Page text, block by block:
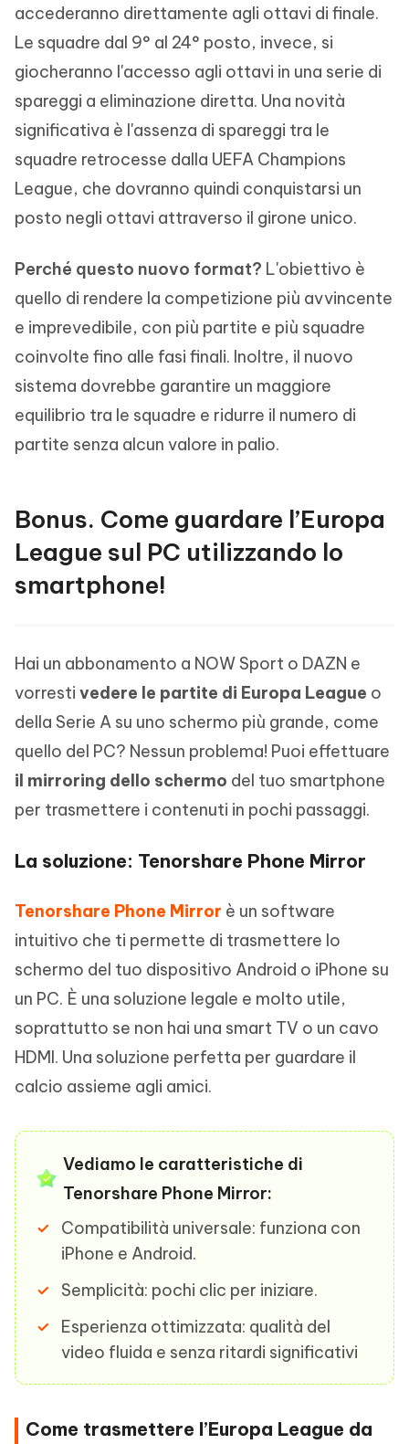
accederanno direttamente agli ottavi di finale.
Le squadre dal 9° al 24° posto, invece, si
giocheranno l'accesso agli ottavi in una serie di
spareggi a eliminazione diretta. Una novità
significativa è l'assenza di spareggi tra le
squadre retrocesse dalla UEFA Champions
League, che dovranno quindi conquistarsi un
posto negli ottavi attraverso il girone unico.
Perché questo nuovo format? L'obiettivo è
quello di rendere la competizione più avvincente
e imprevedibile, con più partite e più squadre
coinvolte fino alle fasi finali. Inoltre, il nuovo
sistema dovrebbe garantire un maggiore
equilibrio tra le squadre e ridurre il numero di
partite senza alcun valore in palio.
Bonus. Come guardare l’Europa
League sul PC utilizzando lo
smartphone!
Hai un abbonamento a NOW Sport o DAZN e
vorresti vedere le partite di Europa League o
della Serie A su uno schermo più grande, come
quello del PC? Nessun problema! Puoi effettuare
il mirroring dello schermo del tuo smartphone
per trasmettere i contenuti in pochi passaggi.
La soluzione: Tenorshare Phone Mirror
Tenorshare Phone Mirror è un software
intuitivo che ti permette di trasmettere lo
schermo del tuo dispositivo Android o iPhone su
un PC. È una soluzione legale e molto utile,
soprattutto se non hai una smart TV o un cavo
HDMI. Una soluzione perfetta per guardare il
calcio assieme agli amici.
Vediamo le caratteristiche di
Tenorshare Phone Mirror:
Compatibilità universale: funziona con
iPhone e Android.
Semplicità: pochi clic per iniziare.
Esperienza ottimizzata: qualità del
video fluida e senza ritardi significativi
Come trasmettere l’Europa League da